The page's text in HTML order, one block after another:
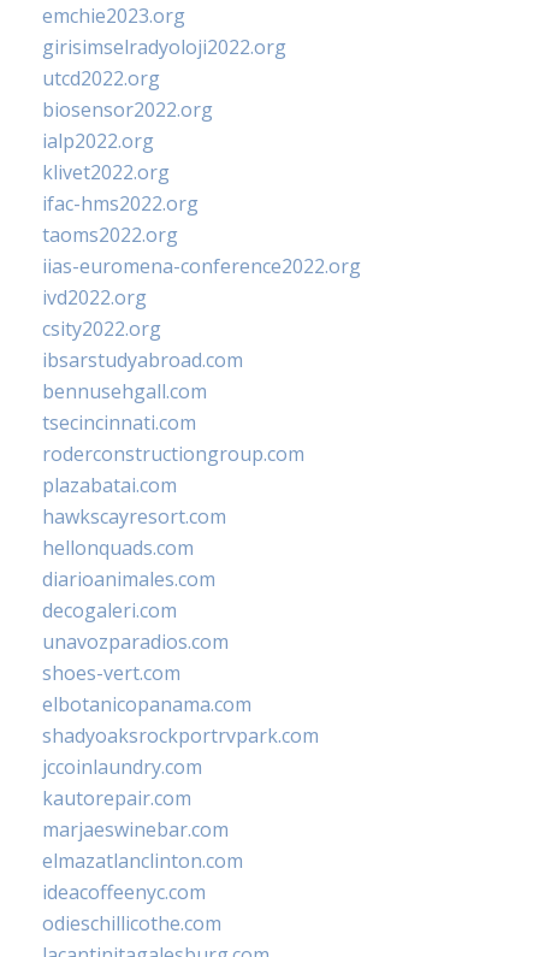
emchie2023.org
girisimselradyoloji2022.org
utcd2022.org
biosensor2022.org
ialp2022.org
klivet2022.org
ifac-hms2022.org
taoms2022.org
iias-euromena-conference2022.org
ivd2022.org
csity2022.org
ibsarstudyabroad.com
bennusehgall.com
tsecincinnati.com
roderconstructiongroup.com
plazabatai.com
hawkscayresort.com
hellonquads.com
diarioanimales.com
decogaleri.com
unavozparadios.com
shoes-vert.com
elbotanicopanama.com
shadyoaksrockportrvpark.com
jccoinlaundry.com
kautorepair.com
marjaeswinebar.com
elmazatlanclinton.com
ideacoffeenyc.com
odieschillicothe.com